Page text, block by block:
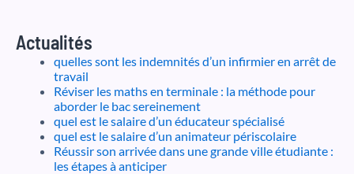
Actualités
quelles sont les indemnités d’un infirmier en arrêt de
travail
Réviser les maths en terminale : la méthode pour
aborder le bac sereinement
quel est le salaire d’un éducateur spécialisé
quel est le salaire d’un animateur périscolaire
Réussir son arrivée dans une grande ville étudiante :
les étapes à anticiper